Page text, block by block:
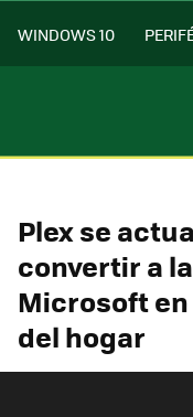
WINDOWS 10
Plex se
convertir a
Microsoft
del hogar